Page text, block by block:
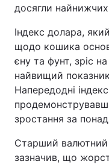
досягли найнижчих
Індекс долара,
щодо кошика
єну та фунт, зріс
найвищий
Напередодні
зростання за
Старший валютний
зазначив, що